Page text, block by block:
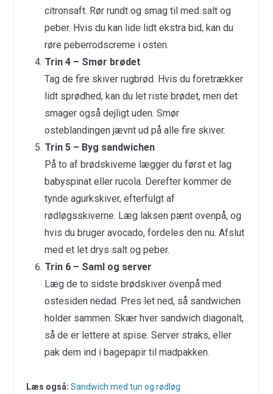
citronsaft. Rør rundt og smag til med salt og
peber. Hvis du kan lide lidt ekstra bid, kan du
røre peberrodscreme i osten.
Trin 4 – Smør brødet
Tag de fire skiver rugbrød. Hvis du foretrækker
lidt sprødhed, kan du let riste brødet, men det
smager også dejligt uden. Smør
osteblandingen jævnt ud på alle fire skiver.
Trin 5 – Byg sandwichen
På to af brødskiverne lægger du først et lag
babyspinat eller rucola. Derefter kommer de
tynde agurkskiver, efterfulgt af
rødløgsskiverne. Læg laksen pænt ovenpå, og
hvis du bruger avocado, fordeles den nu. Afslut
med et let drys salt og peber.
Trin 6 – Saml og server
Læg de to sidste brødskiver ovenpå med
ostesiden nedad. Pres let ned, så sandwichen
holder sammen. Skær hver sandwich diagonalt,
så de er lettere at spise. Server straks, eller
pak dem ind i bagepapir til madpakken.
Læs også: Sandwich med tun og rødløg